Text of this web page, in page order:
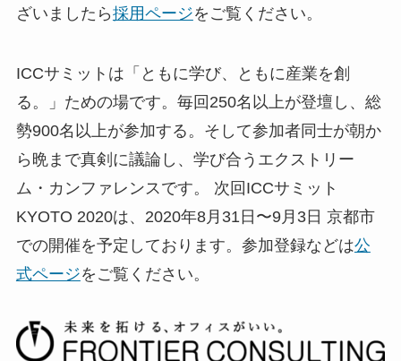
ざいましたら採用ページをご覧ください。
ICCサミットは「ともに学び、ともに産業を創
る。」ための場です。毎回250名以上が登壇し、総
勢900名以上が参加する。そして参加者同士が朝か
ら晩まで真剣に議論し、学び合うエクストリー
ム・カンファレンスです。 次回ICCサミット
KYOTO 2020は、2020年8月31日〜9月3日 京都市
での開催を予定しております。参加登録などは公
式ページをご覧ください。